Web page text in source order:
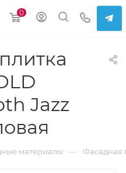
0
Jazz
материалы — Фасадная